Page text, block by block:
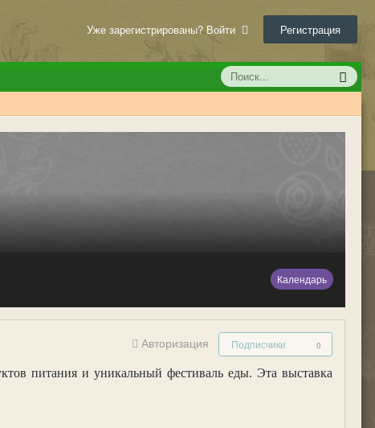
Уже зарегистрированы? Войти Регистрация
Календарь
Авторизация Подписчики 0
питания и уникальный фестиваль еды. Эта выставка